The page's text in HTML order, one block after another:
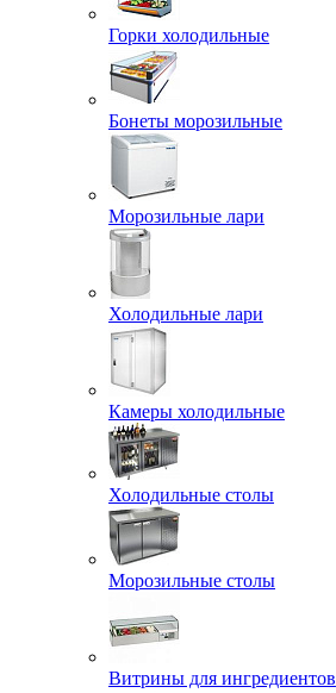
Горки холодильные
Бонеты морозильные
Морозильные лари
Холодильные лари
Камеры холодильные
Холодильные столы
Морозильные столы
Витрины для ингредиентов